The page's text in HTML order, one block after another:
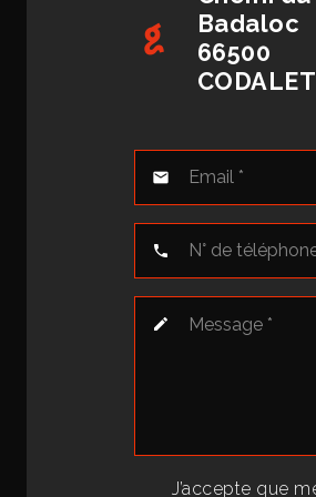
Badaloc
66500
CODALET
mail
phone
edit
J’accepte que